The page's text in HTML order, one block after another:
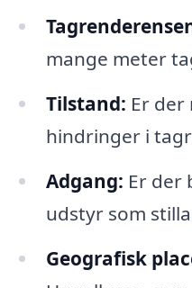
mange meter
Tilstand: Er der
hindringer i
Adgang: Er der
udstyr som
Geografisk